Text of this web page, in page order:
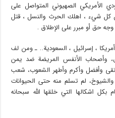
الأمريكي الصهيوني المتواصل على
كل شيء ، اهلك الحرث والنسل ، قتل
حق أو مبرر على الإطلاق .
، إسرائيل ، السعودية.. ـ ومن لف
وأصحاب الأنفس المريضة ضد يمن
وأفضل وأكرم وأطهر الشعوب، شعب
والشيوخ، لم تسلم منه حتى الحيوانات
بكل اشكالها التي خلقها الله سبحانه